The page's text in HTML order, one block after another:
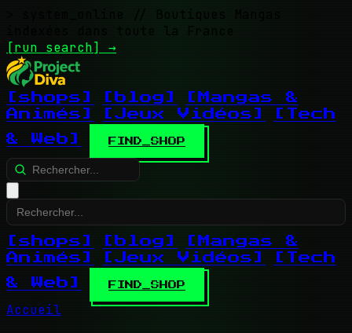
// Boutiques Mangas
indexées dans toute la France
[run search] →
[shops] [blog]
[Mangas &
Animés]
[Jeux Vidéos]
[Tech
& Web]
FIND_SHOP
[shops] [blog]
[Mangas &
Animés]
[Jeux Vidéos]
[Tech
& Web]
FIND_SHOP
Accueil